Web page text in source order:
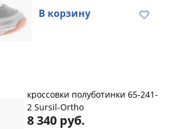
В корзину
кроссовки полуботинки 65-241-
2 Sursil-Ortho
8 340 руб.